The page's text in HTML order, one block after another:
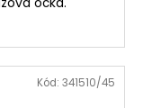
Kód: 341510/45